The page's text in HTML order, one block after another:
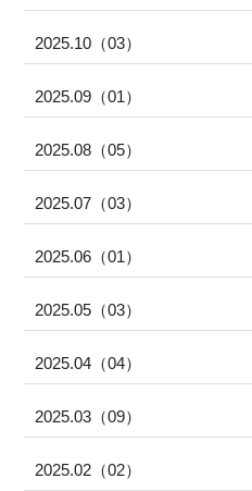
2025.10（03）
2025.09（01）
2025.08（05）
2025.07（03）
2025.06（01）
2025.05（03）
2025.04（04）
2025.03（09）
2025.02（02）